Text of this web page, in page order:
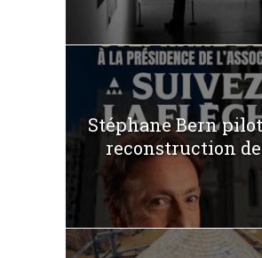
Stéphane Bern
reconstruction de